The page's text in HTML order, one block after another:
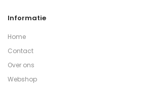
Informatie
Home
Contact
Over ons
Webshop